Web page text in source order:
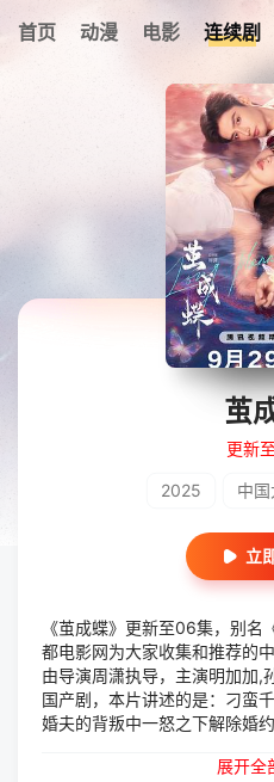
首页 动漫 电影 连续剧
茧
更新
2025 中
立
《茧成蝶》更新至06集，别
都电影网为大家收集和推荐的
由导演周潇执导，主演明加加,
国产剧，本片讲述的是：刁蛮
婚夫的背叛中一怒之下解除婚
族关系与商场交锋中，逐渐演
展开全